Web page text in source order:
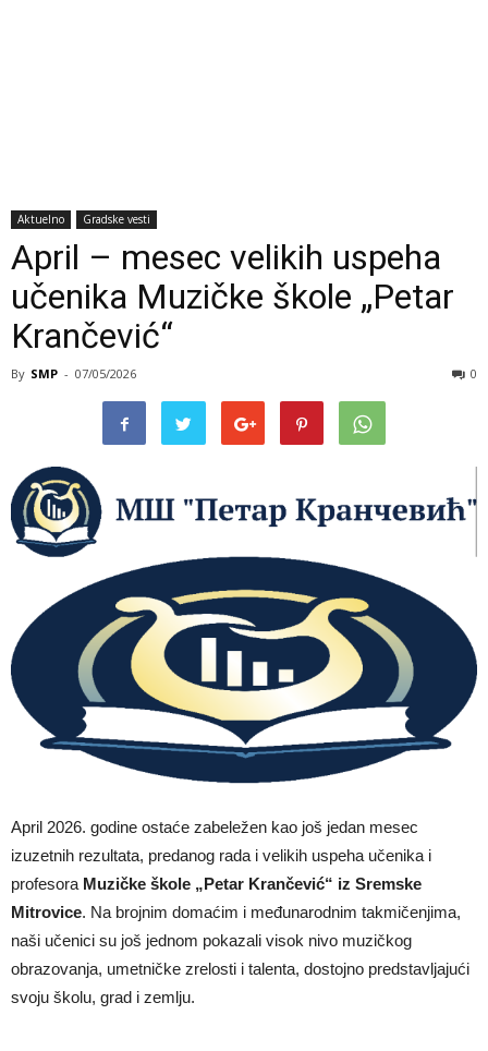
Aktuelno Gradske vesti
April – mesec velikih uspeha
učenika Muzičke škole „Petar
Krančević“
By SMP - 07/05/2026 0
April 2026. godine ostaće zabeležen kao još jedan mesec
izuzetnih rezultata, predanog rada i velikih uspeha učenika i
profesora Muzičke škole „Petar Krančević“ iz Sremske
Mitrovice. Na brojnim domaćim i međunarodnim takmičenjima,
naši učenici su još jednom pokazali visok nivo muzičkog
obrazovanja, umetničke zrelosti i talenta, dostojno predstavljajući
svoju školu, grad i zemlju.